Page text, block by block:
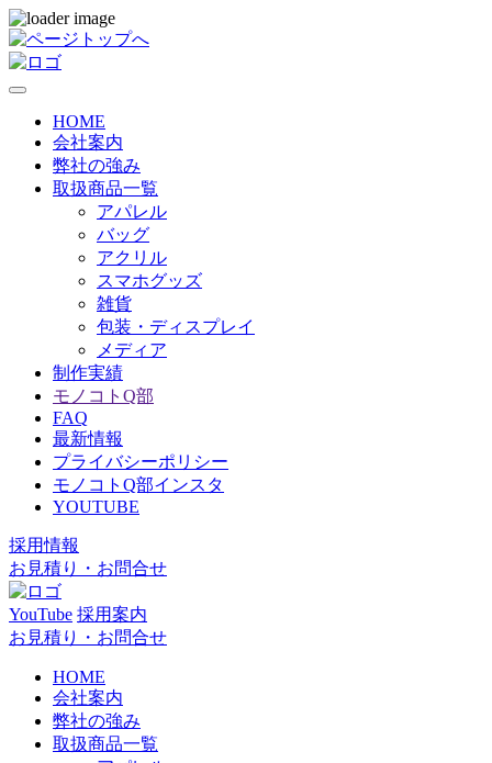
HOME
会社案内
弊社の強み
取扱商品一覧
アパレル
バッグ
アクリル
スマホグッズ
雑貨
包装・ディスプレイ
メディア
制作実績
モノコトQ部
FAQ
最新情報
プライバシーポリシー
モノコトQ部インスタ
YOUTUBE
採用情報
お見積り・お問合せ
YouTube 採用案内
お見積り・お問合せ
HOME
会社案内
弊社の強み
取扱商品一覧